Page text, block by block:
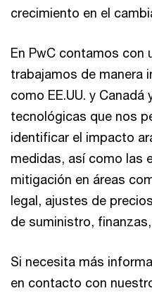
crecimiento en el
En PwC contamos con
trabajamos de manera
como EE.UU. y
tecnológicas que nos
identificar el impacto
medidas, así como las
mitigación en áreas
legal, ajustes de
de suministro,
Si necesita más
en contacto con